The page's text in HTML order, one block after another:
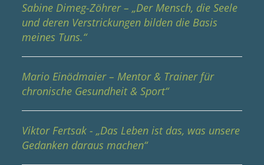
Sabine Dimeg-Zöhrer – „Der Mensch, die Seele
und deren Verstrickungen bilden die Basis
meines Tuns.“
Mario Einödmaier – Mentor & Trainer für
chronische Gesundheit & Sport“
Viktor Fertsak - „Das Leben ist das, was unsere
Gedanken daraus machen“